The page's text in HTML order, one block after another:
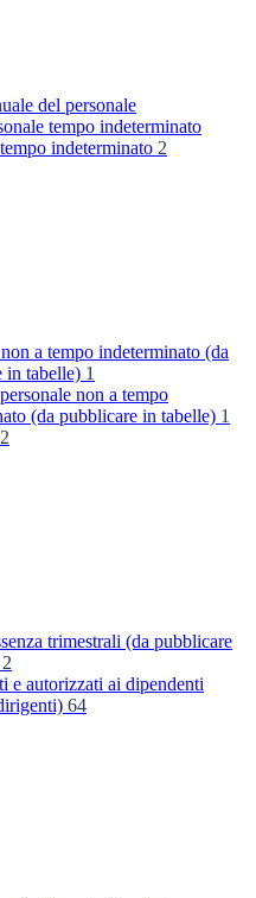
del personale
tempo indeterminato
indeterminato 2
a tempo indeterminato (da
in tabelle) 1
non a tempo
(da pubblicare in tabelle) 1
2
trimestrali (da pubblicare
2
e autorizzati ai dipendenti
64